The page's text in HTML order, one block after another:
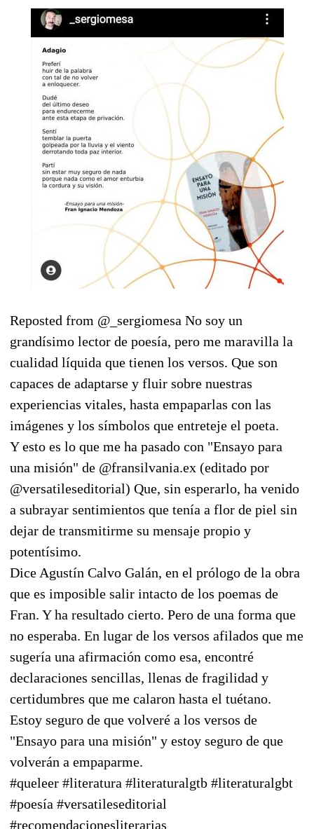
Reposted from @_sergiomesa No soy un
grandísimo lector de poesía, pero me maravilla la
cualidad líquida que tienen los versos. Que son
capaces de adaptarse y fluir sobre nuestras
experiencias vitales, hasta empaparlas con las
imágenes y los símbolos que entreteje el poeta.
Y esto es lo que me ha pasado con "Ensayo para
una misión" de @fransilvania.ex (editado por
@versatileseditorial) Que, sin esperarlo, ha venido
a subrayar sentimientos que tenía a flor de piel sin
dejar de transmitirme su mensaje propio y
potentísimo.
Dice Agustín Calvo Galán, en el prólogo de la obra
que es imposible salir intacto de los poemas de
Fran. Y ha resultado cierto. Pero de una forma que
no esperaba. En lugar de los versos afilados que me
sugería una afirmación como esa, encontré
declaraciones sencillas, llenas de fragilidad y
certidumbres que me calaron hasta el tuétano.
Estoy seguro de que volveré a los versos de
"Ensayo para una misión" y estoy seguro de que
volverán a empaparme.
#queleer #literatura #literaturalgtb #literaturalgbt
#poesía #versatileseditorial
#recomendacionesliterarias